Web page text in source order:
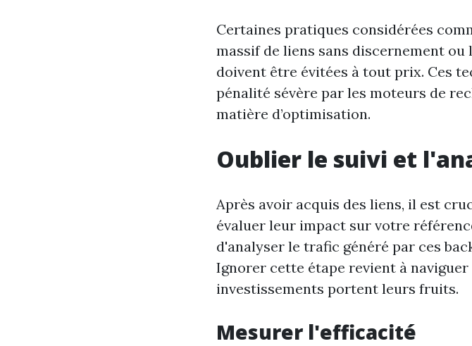
Certaines pratiques considérées
massif de liens sans discernement ou
doivent être évitées à tout prix. Ces
pénalité sévère par les moteurs de
matière d’optimisation.
Oublier le suivi et
Après avoir acquis des liens, il est
évaluer leur impact sur votre
d'analyser le trafic généré par ces
Ignorer cette étape revient à naviguer
investissements portent leurs fruits.
Mesurer l'efficacité